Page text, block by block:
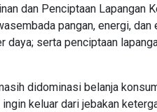
dan Penciptaan Lapangan
pangan, energi, dan
serta penciptaan
didominasi belanja
keluar dari jebakan